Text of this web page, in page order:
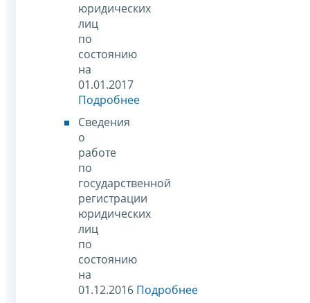
юридических
лиц
по
состоянию
на
01.01.2017
Подробнее
Сведения
о
работе
по
государственной
регистрации
юридических
лиц
по
состоянию
на
01.12.2016 Подробнее